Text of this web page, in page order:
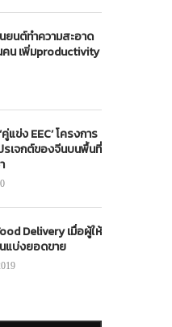
ยนต์ทำความสะอาด
คน เพิ่มproductivity
แข่ง EEC’ โครงการ
รเจกต์ของจีนบนพื้นที่
Delivery เมื่อผู้ให้
แบ่งยอดขาย